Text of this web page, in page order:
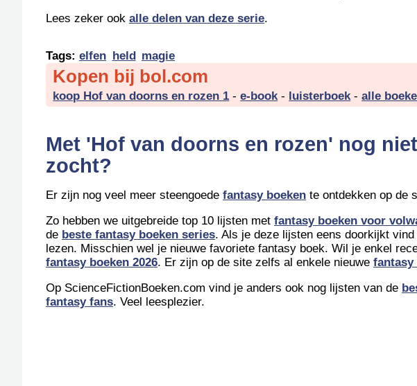
Lees zeker ook alle delen van deze serie.
Tags: elfen held magie
Kopen bij bol.com
koop Hof van doorns en rozen 1 -e-book- luisterboek-alle
Met 'Hof van doorns en rozen' nog
zocht?
Er zijn nog veel meer steengoede fantasy boeken te ontdekken op de
Zo hebben we uitgebreide top 10 lijsten met fantasy boeken voor
de beste fantasy boeken series. Als je deze lijsten eens doorkijkt
lezen. Misschien wel je nieuwe favoriete fantasy boek. Wil je enkel
fantasy boeken 2026. Er zijn op de site zelfs al enkele nieuwe fantasy
Op ScienceFictionBoeken.com vind je anders ook nog lijsten van de
fantasy fans. Veel leesplezier.